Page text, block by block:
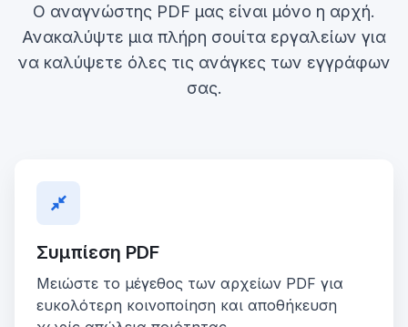
Ο αναγνώστης PDF μας είναι μόνο η αρχή.
Ανακαλύψτε μια πλήρη σουίτα εργαλείων για
να καλύψετε όλες τις ανάγκες των εγγράφων
σας.
Συμπίεση PDF
Μειώστε το μέγεθος των αρχείων PDF για
ευκολότερη κοινοποίηση και αποθήκευση